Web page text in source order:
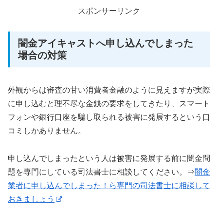
スポンサーリンク
闇金アイキャストへ申し込んでしまった
場合の対策
外観からは審査の甘い消費者金融のように見えますが実際
に申し込むと理不尽な金銭の要求をしてきたり、スマート
フォンや銀行口座を騙し取られる被害に発展するという口
コミしかありません。
申し込んでしまったという人は被害に発展する前に闇金問
題を専門にしている司法書士に相談してください。⇒闇金
業者に申し込んでしまった！ら専門の司法書士に相談して
おきましょう